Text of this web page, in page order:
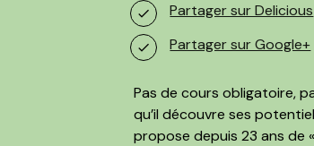
Partager sur Delicious
Partager sur Google+
Pas de cours obligatoire,
qu’il découvre ses
propose depuis 23 ans de